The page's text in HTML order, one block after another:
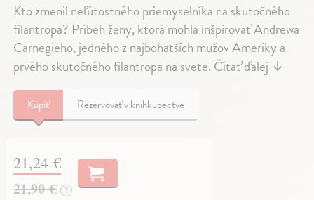
Kto zmenil neľútostného priemyselníka na skutočného
filantropa? Príbeh ženy, ktorá mohla inšpirovať Andrewa
Carnegieho, jedného z najbohatších mužov Ameriky a
prvého skutočného filantropa na svete.Čítať ďalej↓
Kúpiť Rezervovať v kníhkupectve
21,24 €
21,90 € ?